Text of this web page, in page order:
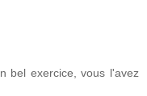
bel exercice, vous l'avez